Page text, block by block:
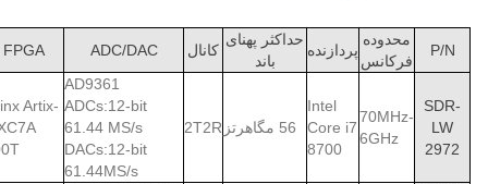
P/N
محدوده
فرکانس
پردازنده
حداکثر پهنای
باند
کانال ADC/DAC
FPGA
SDR-
LW
2972
70MHz-
6GHz
Intel
Core i7
8700
56 مگاهرتز 2T2R
AD9361
ADCs:12-bit
61.44 MS/s
DACs:12-bit
61.44MS/s
Artix-